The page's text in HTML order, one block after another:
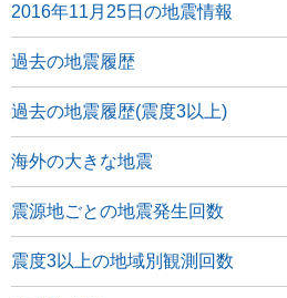
2016年11月25日の地震情報
過去の地震履歴
過去の地震履歴(震度3以上)
海外の大きな地震
震源地ごとの地震発生回数
震度3以上の地域別観測回数